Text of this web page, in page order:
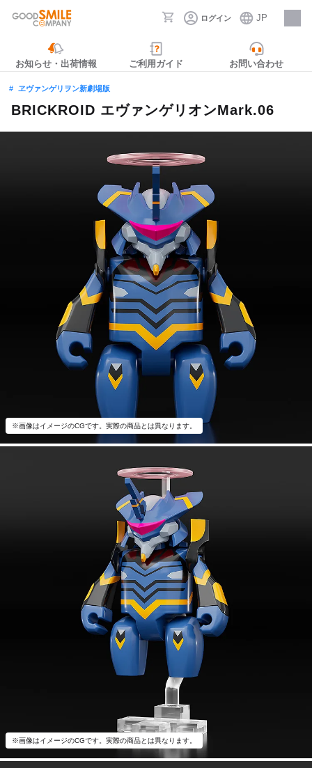
ログイン JP
採用情報
お知らせ・出荷情報 ご利用ガイド お問い合わせ
ヱヴァンゲリヲン新劇場版
BRICKROID エヴァンゲリオンMark.06
※画像はイメージのCGです。実際の商品とは異なります。
※画像はイメージのCGです。実際の商品とは異なります。